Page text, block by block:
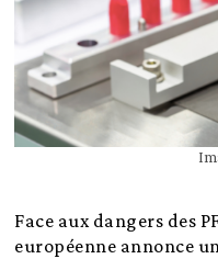
Face aux dangers des
européenne annonce